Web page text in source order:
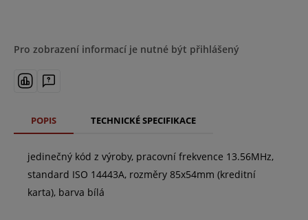
Pro zobrazení informací je nutné být přihlášený
POPIS TECHNICKÉ SPECIFIKACE
jedinečný kód z výroby, pracovní frekvence 13.56MHz,
standard ISO 14443A, rozměry 85x54mm (kreditní
karta), barva bílá